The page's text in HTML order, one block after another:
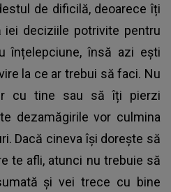
de dificilă, deoarece îți
deciziile potrivite pentru
înțelepciune, însă azi ești
la ce ar trebui să faci. Nu
cu tine sau să îți pierzi
dezamăgirile vor culmina
Dacă cineva își dorește să
te afli, atunci nu trebuie să
și vei trece cu bine